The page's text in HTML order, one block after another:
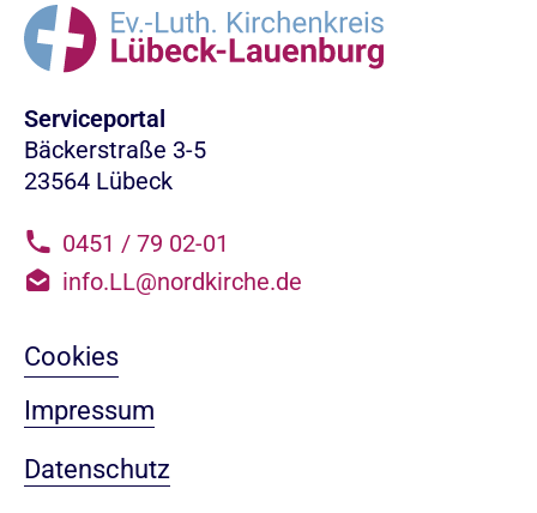
Serviceportal
Bäckerstraße 3-5
23564 Lübeck
0451 / 79 02-01
info.LL@nordkirche.de
Cookies
Impressum
Datenschutz